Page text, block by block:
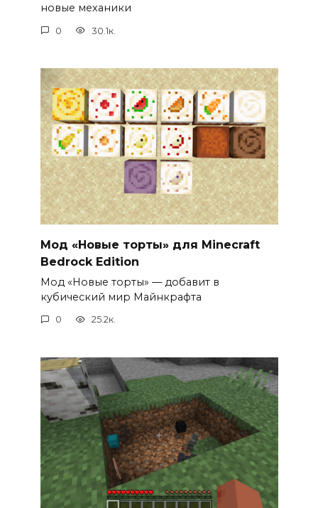
новые механики
0 30.1к.
Мод «Новые торты» для Minecraft
Bedrock Edition
Мод «Новые торты» — добавит в
кубический мир Майнкрафта
0 25.2к.